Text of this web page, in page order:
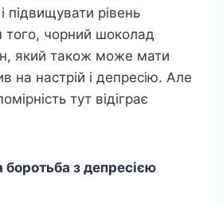
підвищувати рівень
того, чорний шоколад
який також може мати
на настрій і депресію. Але
тут відіграє
боротьба з депресією